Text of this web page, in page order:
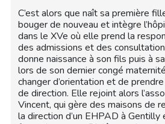
C’est alors que naît sa première
bouger de nouveau et intègre
dans le XVe où elle prend la
des admissions et des
donne naissance à son fils puis à
lors de son dernier congé
changer d’orientation et de
de direction. Elle rejoint alors
Vincent, qui gère des maisons de
la direction d’un EHPAD à Gentilly